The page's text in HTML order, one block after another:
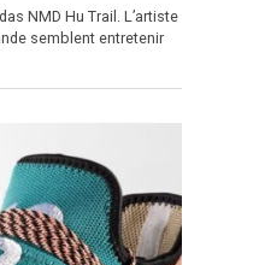
NMD Hu Trail. L’artiste
semblent entretenir